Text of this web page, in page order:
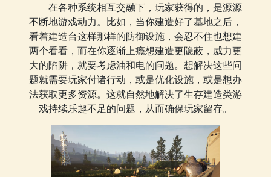
在各种系统相互交融下，玩家获得的，是源源
不断地游戏动力。比如，当你建造好了基地之后，
看着建造台这样那样的防御设施，会忍不住也想建
两个看看，而在你逐渐上瘾想建造更隐蔽，威力更
大的陷阱，就要考虑油和电的问题。想解决这些问
题就需要玩家付诸行动，或是优化设施，或是想办
法获取更多资源。这就自然地解决了生存建造类游
戏持续乐趣不足的问题，从而确保玩家留存。